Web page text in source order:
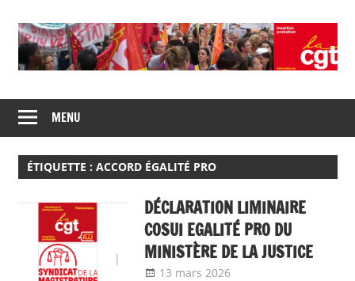
content
CGT
insertion
probation
de
syndicats
CGT
insertion
probation
MENU
ÉTIQUETTE : ACCORD ÉGALITÉ PRO
DÉCLARATION LIMINAIRE
COSUI EGALITÉ PRO DU
MINISTÈRE DE LA JUSTICE
13 mars 2026